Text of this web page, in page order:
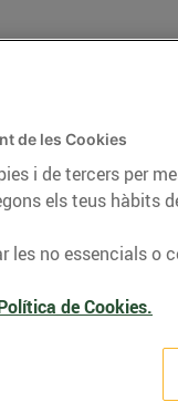
nutricionals,
I HÀBITS SALUDABLES
de les Cookies
i de tercers per
els teus hàbits
les no essencials o
de Cookies.